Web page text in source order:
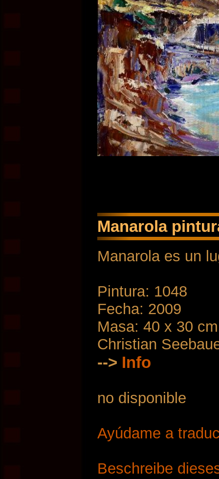
Manarola
Manarola es un
Pintura: 1048
Fecha: 2009
Masa: 40 x 30 cm
Christian
--> Info
no disponible
Ayúdame a
Beschreibe